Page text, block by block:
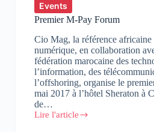
Events
Premier M-Pay Forum
Cio Mag, la référence africaine
numérique, en collaboration
fédération marocaine des
l’information, des
l’offshoring, organise le
mai 2017 à l’hôtel Sheraton à
de…
Lire l'article
Premier